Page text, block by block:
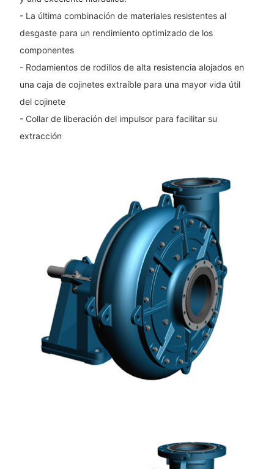
- La última combinación de materiales resistentes al
desgaste para un rendimiento optimizado de los
componentes
- Rodamientos de rodillos de alta resistencia alojados en
una caja de cojinetes extraíble para una mayor vida útil
del cojinete
- Collar de liberación del impulsor para facilitar su
extracción